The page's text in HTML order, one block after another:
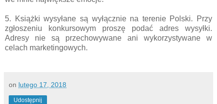
5. Książki wysyłane są wyłącznie na terenie Polski. Przy
zgłoszeniu konkursowym proszę podać adres wysyłki.
Adresy nie są przechowywane ani wykorzystywane w
celach marketingowych.
on lutego 17, 2018
Udostępnij